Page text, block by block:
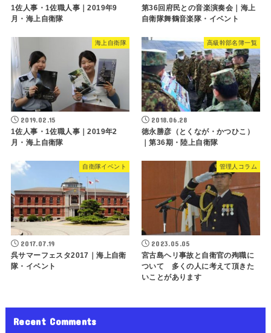
1佐人事・1佐職人事｜2019年9
月・海上自衛隊
第36回府民との音楽演奏会｜海上
自衛隊舞鶴音楽隊・イベント
海上自衛隊
2019.02.15
1佐人事・1佐職人事｜2019年2
月・海上自衛隊
高級幹部名簿一覧
2018.06.28
徳永勝彦（とくなが・かつひこ）
｜第36期・陸上自衛隊
自衛隊イベント
2017.07.19
呉サマーフェスタ2017｜海上自衛
隊・イベント
管理人コラム
2023.05.05
宮古島ヘリ事故と自衛官の殉職に
ついて 多くの人に考えて頂きた
いことがあります
Recent Comments